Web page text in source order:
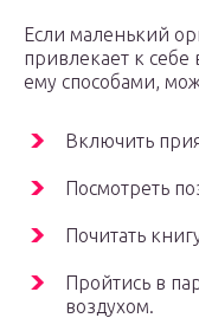
Если маленький
привлекает к
ему способами,
Включить
Посмотреть
Почитать
Пройтись в
воздухом.